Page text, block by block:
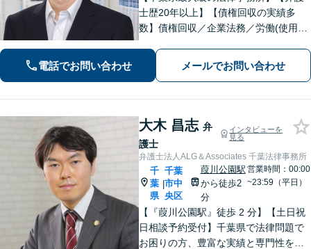
士歴20年以上】【債権回収の実績多
数】債権回収／企業法務／労働(使用者
の意向を最優先に、迅速かつ最善の解
決を目指します。【初回来所相談無
電話でお問い合わせ メールでお問い合わせ
大木 昌志 弁
護士
インタビューを
見る
弁護士法人ALG＆Associates 千葉法律事務所
千
葉
県
|
千葉
市中
央区
葭川公園駅
から徒歩2
分
営業時間：00:00
~23:59（平日）
【『葭川公園駅』徒歩 2 分】【土日祝
日相談予約受付】千葉県で法律問題で
お困りの方、豊富な実績と専門性を持